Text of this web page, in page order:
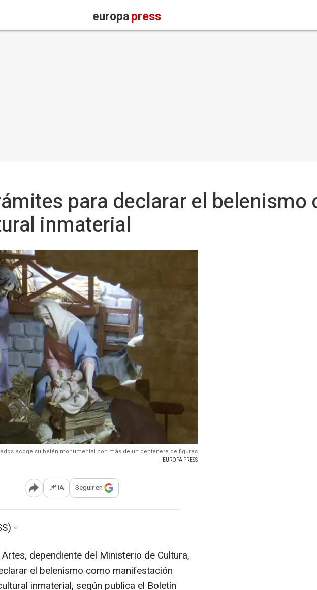
europapress
para declarar el belenismo
inmaterial
acoge su belén monumental con más de un centenera de figuras
- EUROPA PRESS
Abrir opciones para compartir
IA Seguir en
-
dependiente del Ministerio de Cultura,
el belenismo como manifestación
inmaterial, según publica el Boletín